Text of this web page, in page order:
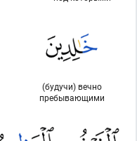
(будучи) вечно
пребывающими